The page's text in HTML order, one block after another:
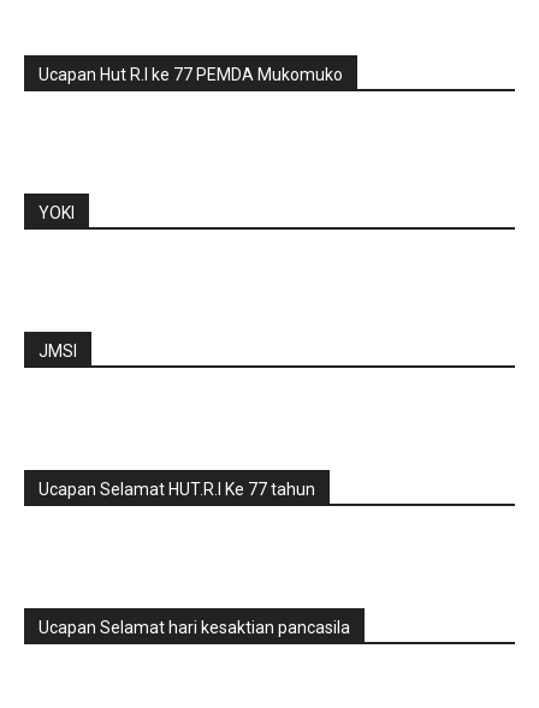
Ucapan Hut R.I ke 77 PEMDA Mukomuko
YOKI
JMSI
Ucapan Selamat HUT.R.I Ke 77 tahun
Ucapan Selamat hari kesaktian pancasila